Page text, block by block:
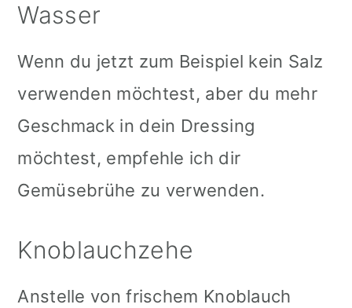
Wasser
Wenn du jetzt zum Beispiel kein Salz
verwenden möchtest, aber du mehr
Geschmack in dein Dressing
möchtest, empfehle ich dir
Gemüsebrühe zu verwenden.
Knoblauchzehe
Anstelle von frischem Knoblauch